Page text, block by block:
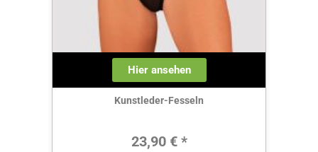
Hier ansehen
Kunstleder-Fesseln
Regulärer Preis:
23,90 € *